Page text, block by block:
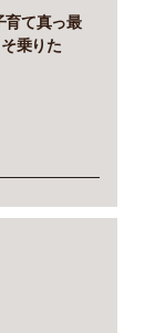
て真っ最
乗りた